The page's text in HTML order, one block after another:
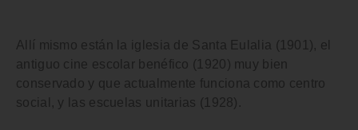
Allí mismo están la iglesia de Santa Eulalia (1901), el
antiguo cine escolar benéfico (1920) muy bien
conservado y que actualmente funciona como centro
social, y las escuelas unitarias (1928).